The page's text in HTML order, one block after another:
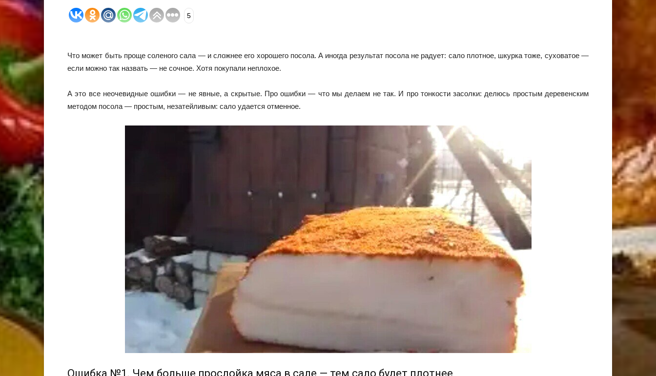
5
Что может быть проще соленого сала — и сложнее его хорошего посола. А иногда результат посола не радует: сало плотное, шкурка тоже, суховатое —
если можно так назвать — не сочное. Хотя покупали неплохое.
А это все неочевидные ошибки — не явные, а скрытые. Про ошибки — что мы делаем не так. И про тонкости засолки: делюсь простым деревенским
методом посола — простым, незатейливым: сало удается отменное.
Ошибка №1. Чем больше прослойка мяса в сале — тем сало будет плотнее